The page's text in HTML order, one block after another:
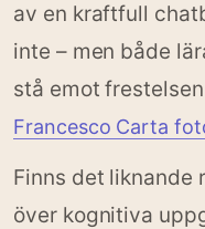
av en kraftfull
inte – men både
stå emot
Francesco Carta
Finns det liknande
över kognitiva